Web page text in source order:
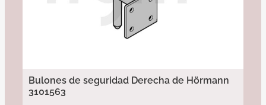
Bulones de seguridad Derecha de Hörmann
3101563